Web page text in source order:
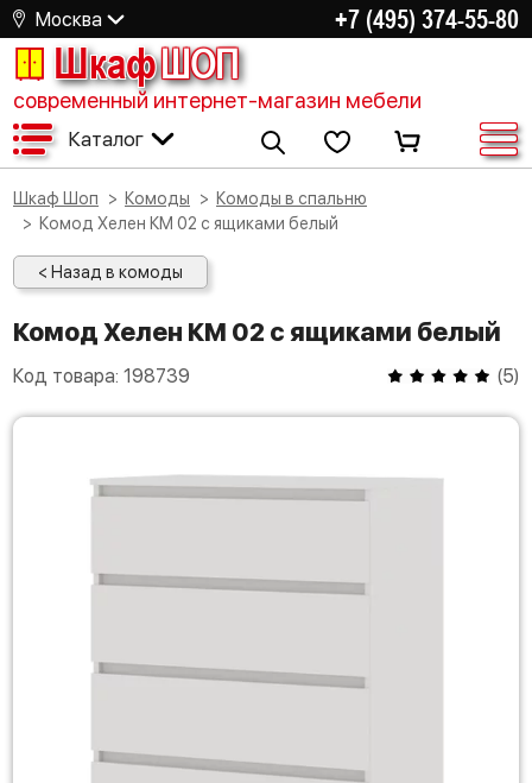
Москва +7 (495) 374-55-80
ШкафШОП
современный интернет-магазин мебели
Каталог
Шкаф Шоп Комоды
Комоды в спальню
Комод Хелен КМ 02 с ящиками белый
< Назад в комоды
Комод Хелен КМ 02 с ящиками белый
Код товара: 198739 (5)